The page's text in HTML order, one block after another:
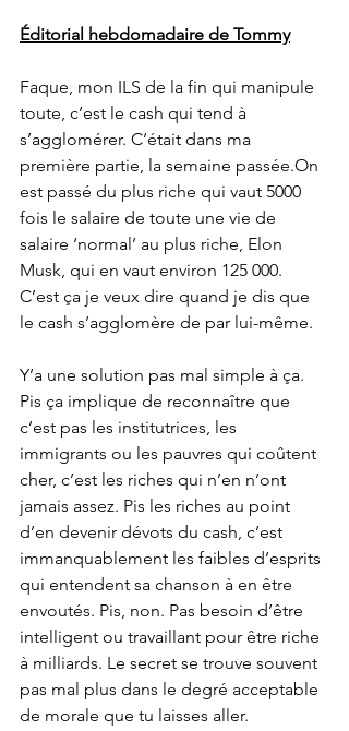
Éditorial hebdomadaire de Tommy
Faque, mon ILS de la fin qui manipule
toute, c’est le cash qui tend à
s’agglomérer. C’était dans ma
première partie, la semaine passée.On
est passé du plus riche qui vaut 5000
fois le salaire de toute une vie de
salaire ‘normal’ au plus riche, Elon
Musk, qui en vaut environ 125 000.
C’est ça je veux dire quand je dis que
le cash s’agglomère de par lui-même.
Y’a une solution pas mal simple à ça.
Pis ça implique de reconnaître que
c’est pas les institutrices, les
immigrants ou les pauvres qui coûtent
cher, c’est les riches qui n’en n’ont
jamais assez. Pis les riches au point
d’en devenir dévots du cash, c’est
immanquablement les faibles d’esprits
qui entendent sa chanson à en être
envoutés. Pis, non. Pas besoin d’être
intelligent ou travaillant pour être riche
à milliards. Le secret se trouve souvent
pas mal plus dans le degré acceptable
de morale que tu laisses aller.